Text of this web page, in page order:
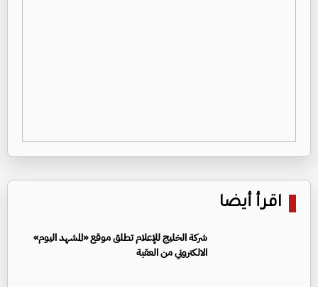
اقرأ أيضا
شركة الخليج للإعلام تطلق موقع «المشهد اليوم»
الالكتروني من العقبة